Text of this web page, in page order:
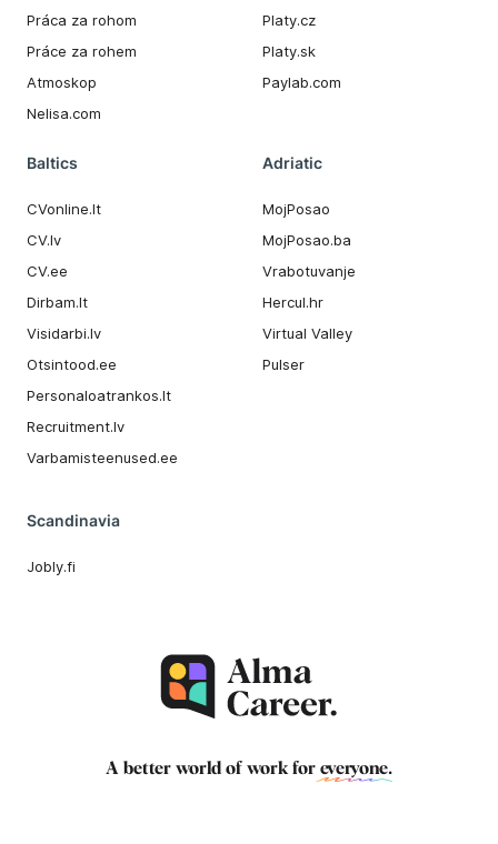
Práca za rohom
Práce za rohem
Atmoskop
Nelisa.com
Platy.cz
Platy.sk
Paylab.com
Baltics
CVonline.lt
CV.lv
CV.ee
Dirbam.It
Visidarbi.lv
Otsintood.ee
Personaloatrankos.lt
Recruitment.lv
Varbamisteenused.ee
Adriatic
MojPosao
MojPosao.ba
Vrabotuvanje
Hercul.hr
Virtual Valley
Pulser
Scandinavia
Jobly.fi
A better world of work for everyone.